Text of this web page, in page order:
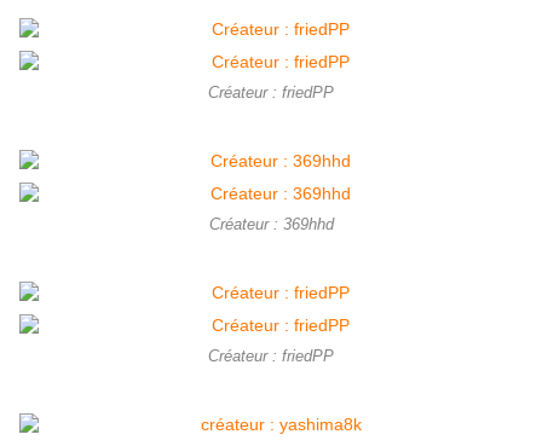
Créateur : friedPP
Créateur : 369hhd
Créateur : friedPP